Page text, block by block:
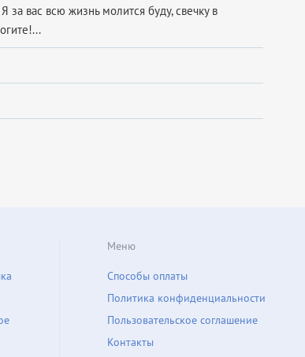
вас всю жизнь молится буду, свечку в
Меню
Способы оплаты
Политика конфиденциальности
Пользовательское соглашение
Контакты